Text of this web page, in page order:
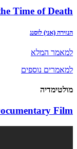
Time of Death
הנזירה (אני) לוסנג
למאמר המלא
למאמרים נוספים
מולטימדיה
Film